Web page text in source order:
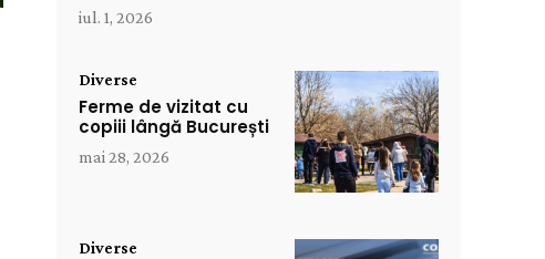
iul. 1, 2026
Diverse
Ferme de vizitat cu
copiii lângă București
mai 28, 2026
Diverse